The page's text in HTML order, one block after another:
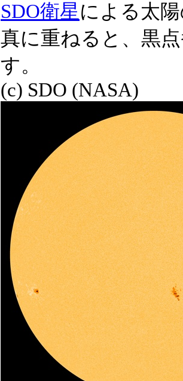
SDO衛星による太
真に重ねると、黒
す。
(c) SDO (NASA)